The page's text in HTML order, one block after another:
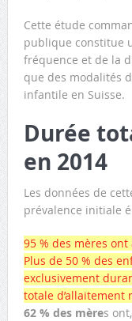
Cette étude
publique constitue
fréquence et de la
que des modalités
infantile en Suisse.
Durée
en 2014
Les données de
prévalence initiale
95 % des mères
Plus de 50 % des
exclusivement
totale d’allaitement
62 % des mères